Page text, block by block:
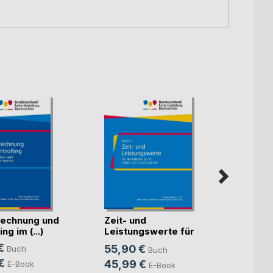
und
im (...)
Buch
E-Book
Zeit- und
Leistungswerte für
die K(...)
55,90 € Buch
45,99 € E-Book